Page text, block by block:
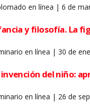
en línea | 6 de
y filosofía. La
en línea | 30 de
invención del niño:
en línea | 26 de